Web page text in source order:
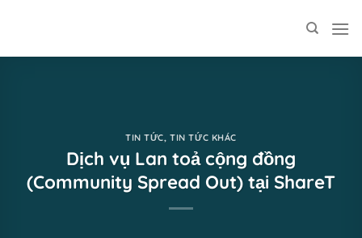
TIN TỨC,TIN TỨC KHÁC
Dịch vụ Lan toả cộng đồng
(Community Spread Out) tại ShareT